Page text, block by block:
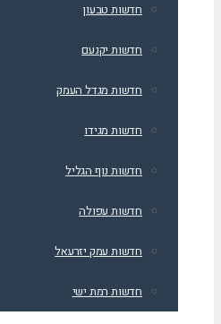
חדשות טבעון
חדשות יקנעם
חדשות מגדל העמק
חדשות מגידו
חדשות נוף הגליל
חדשות עפולה
חדשות עמק יזרעאל
חדשות רמת ישי